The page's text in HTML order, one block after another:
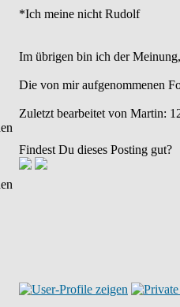
*Ich meine nicht Rudolf
Im übrigen bin ich der
Die von mir aufgenommenen
Zuletzt bearbeitet von Martin:
Findest Du dieses Posting gut?